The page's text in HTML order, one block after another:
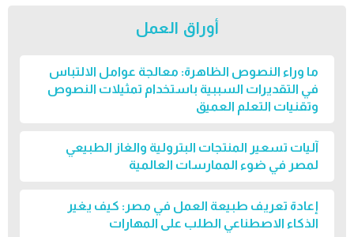
أوراق العمل
ما وراء النصوص الظاهرة: معالجة عوامل الالتباس
في التقديرات السببية باستخدام تمثيلات النصوص
وتقنيات التعلم العميق
آليات تسعير المنتجات البترولية والغاز الطبيعي
لمصر في ضوء الممارسات العالمية
إعادة تعريف طبيعة العمل في مصر: كيف يغير
الذكاء الاصطناعي الطلب على المهارات